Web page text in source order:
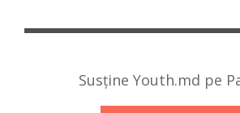
Susține Youth.md pe